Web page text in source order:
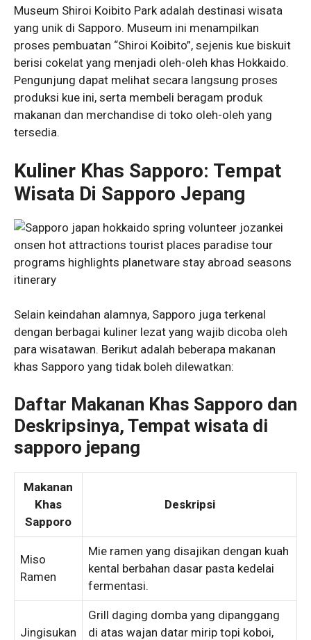
Museum Shiroi Koibito Park adalah destinasi wisata
yang unik di Sapporo. Museum ini menampilkan
proses pembuatan “Shiroi Koibito”, sejenis kue biskuit
berisi cokelat yang menjadi oleh-oleh khas Hokkaido.
Pengunjung dapat melihat secara langsung proses
produksi kue ini, serta membeli beragam produk
makanan dan merchandise di toko oleh-oleh yang
tersedia.
Kuliner Khas Sapporo: Tempat
Wisata Di Sapporo Jepang
Selain keindahan alamnya, Sapporo juga terkenal
dengan berbagai kuliner lezat yang wajib dicoba oleh
para wisatawan. Berikut adalah beberapa makanan
khas Sapporo yang tidak boleh dilewatkan:
Daftar Makanan Khas Sapporo dan
Deskripsinya, Tempat wisata di
sapporo jepang
Makanan
Khas
Sapporo
Deskripsi
Miso
Ramen
Mie ramen yang disajikan dengan kuah
kental berbahan dasar pasta kedelai
fermentasi.
Jingisukan
Grill daging domba yang dipanggang
di atas wajan datar mirip topi koboi,